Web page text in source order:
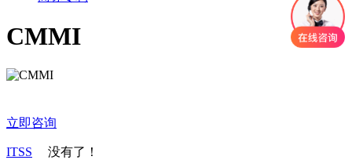
CMMI
立即咨询
ITSS 没有了！